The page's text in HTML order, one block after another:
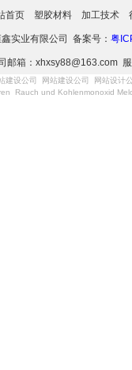
首页 塑胶材料 加工技术
实业有限公司 备案号： 粤
邮箱：xhxsy88@163.com
建设公司 网站建设公司
网站设计
Rauch und Kohlenmonoxid